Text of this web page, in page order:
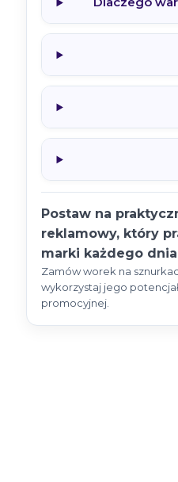
Postaw na
reklamowy, który
marki każdego
Zamów worek na
wykorzystaj jego
promocyjnej.